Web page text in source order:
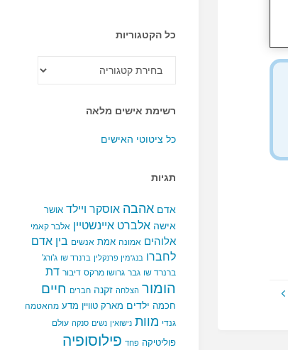
כל הקטגוריות
הקטגוריות
רשימת אישים מלאה
כל ציטוטי האישים
תגיות
אדם אהבה אוסקר ויילד אושר
אישה אלברט איינשטיין אלבר קאמי
אלוהים אמונה אמת אנשים בין אדם
לחברו בנג'מין פרנקלין ברנרד שו ג'ורג'
ברנרד שו גבר גרושו מרקס דיבור דת
הומור הצלחה זקנה חברים חיים
חכמה ילדים מארק טוויין מדע מהאטמה
גנדי מוות נישואין נשים סנקה עולם
פוליטיקה פחד פילוסופיה